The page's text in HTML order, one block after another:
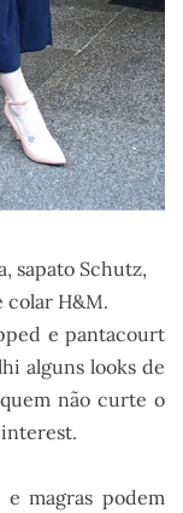
sapato Schutz,
colar H&M.
e pantacourt
alguns looks de
não curte o
magras podem